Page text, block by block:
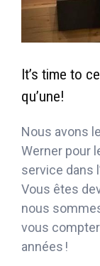
It’s time to
qu’une!
Nous avons
Werner pour
service dans
Vous êtes
nous
vous
années !